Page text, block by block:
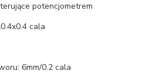
potencjometrem
cala
6mm/0.2 cala